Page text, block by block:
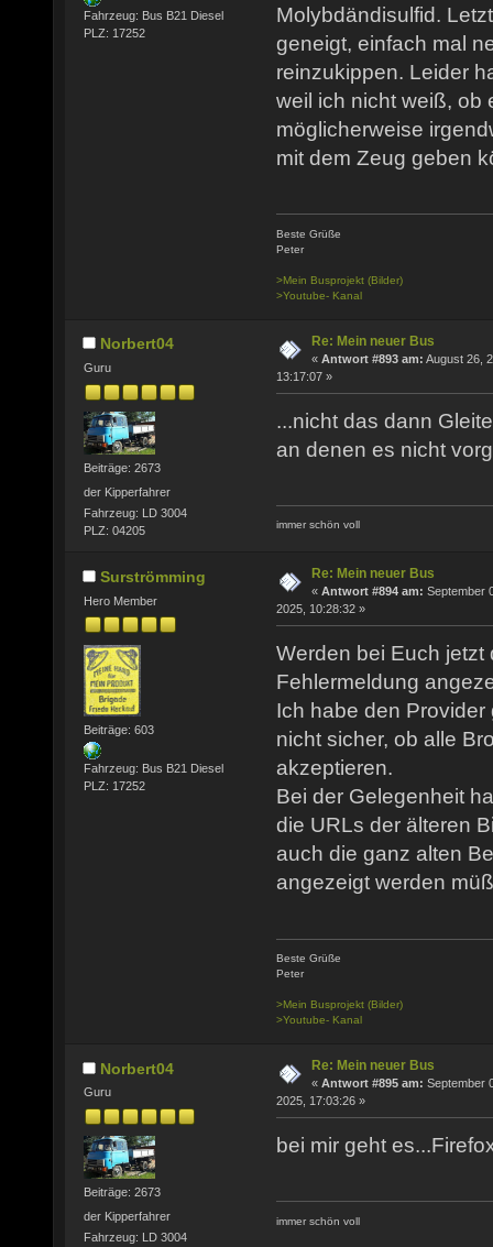
Fahrzeug: Bus B21 Diesel
PLZ: 17252
Molybdändisulfid.
geneigt, einfach mal
reinzukippen. Leider
weil ich nicht weiß, ob
möglicherweise
mit dem Zeug geben
Beste Grüße
Peter
>Mein Busprojekt (Bilder)
>Youtube- Kanal
Norbert04
Guru
Beiträge: 2673
der Kipperfahrer
Fahrzeug: LD 3004
PLZ: 04205
Re: Mein neuer Bus
« Antwort #893 am: August 26,
13:17:07 »
...nicht das dann
an denen es nicht
immer schön voll
Surströmming
Hero Member
Beiträge: 603
Fahrzeug: Bus B21 Diesel
PLZ: 17252
Re: Mein neuer Bus
« Antwort #894 am: September
2025, 10:28:32 »
Werden bei Euch jetzt
Fehlermeldung
Ich habe den
nicht sicher, ob alle
akzeptieren.
Bei der Gelegenheit
die URLs der älteren
auch die ganz alten
angezeigt werden
Beste Grüße
Peter
>Mein Busprojekt (Bilder)
>Youtube- Kanal
Norbert04
Guru
Beiträge: 2673
der Kipperfahrer
Fahrzeug: LD 3004
Re: Mein neuer Bus
« Antwort #895 am: September
2025, 17:03:26 »
bei mir geht
immer schön voll